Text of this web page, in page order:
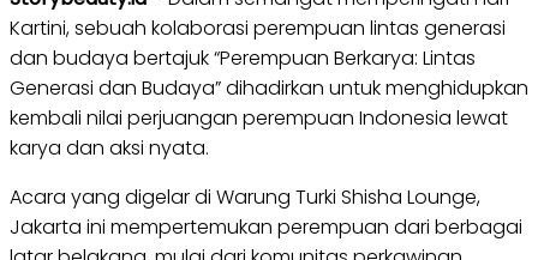
Kartini, sebuah kolaborasi perempuan lintas generasi
dan budaya bertajuk “Perempuan Berkarya: Lintas
Generasi dan Budaya” dihadirkan untuk menghidupkan
kembali nilai perjuangan perempuan Indonesia lewat
karya dan aksi nyata.
Acara yang digelar di Warung Turki Shisha Lounge,
Jakarta ini mempertemukan perempuan dari berbagai